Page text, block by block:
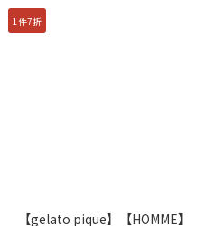
1件7折
【gelato pique】【HOMME】